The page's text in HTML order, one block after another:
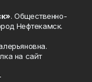
. Общественно-
Нефтекамск.
на сайт